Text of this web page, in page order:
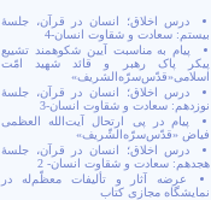
درس اخلاق؛ انسان در قرآن، جلسۀ
بیستم: سعادت و شقاوت انسان-4
پیام به مناسبت آیین شکوهمند تشییع
پیکر پاک رهبر و قائد شهید امّت
اسلامی«قدّس‌سرّه‌الشریف»
درس اخلاق؛ انسان در قرآن، جلسۀ
نوزدهم: سعادت و شقاوت انسان-3
پیام در پی ارتحال آیت‌الله العظمی
فیاض «قدّس‌سرّه‌الشّریف»
درس اخلاق؛ انسان در قرآن، جلسۀ
هجدهم: سعادت و شقاوت انسان- 2
عرضه آثار و تألیفات معظّم‌له در
نمایشگاه مجازی کتاب